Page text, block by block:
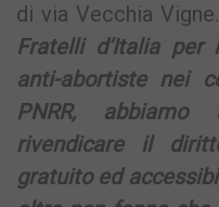
di via Vecchia
Fratelli d’Italia per
anti-abortiste nei
PNRR,
rivendicare il
gratuito ed